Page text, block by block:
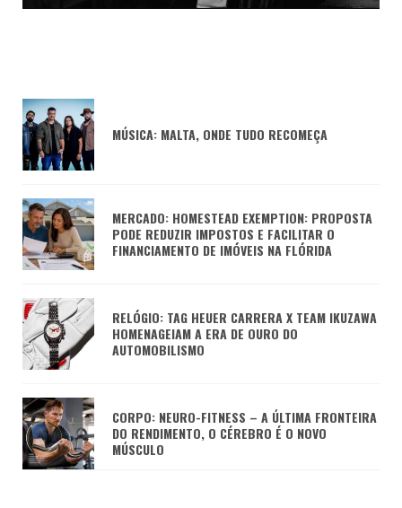
MÚSICA: MALTA, ONDE TUDO RECOMEÇA
MERCADO: HOMESTEAD EXEMPTION: PROPOSTA
PODE REDUZIR IMPOSTOS E FACILITAR O
FINANCIAMENTO DE IMÓVEIS NA FLÓRIDA
RELÓGIO: TAG HEUER CARRERA X TEAM IKUZAWA
HOMENAGEIAM A ERA DE OURO DO
AUTOMOBILISMO
CORPO: NEURO-FITNESS – A ÚLTIMA FRONTEIRA
DO RENDIMENTO, O CÉREBRO É O NOVO
MÚSCULO